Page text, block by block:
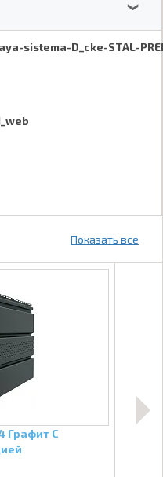
sistema-D_cke-STAL-
❯
Показать все
Графит С